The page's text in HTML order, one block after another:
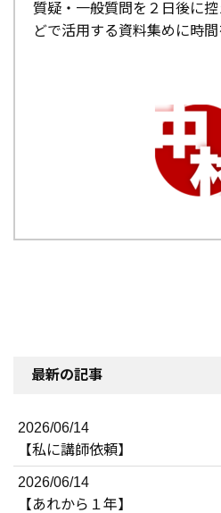
質疑・一般質問を２日後に
どで活用する資料集めに時
最新の記事
2026/06/14
【私に講師依頼】
2026/06/14
【あれから１年】